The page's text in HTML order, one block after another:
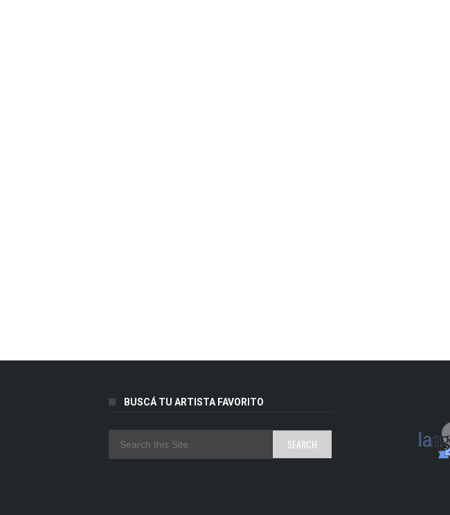
BUSCÁ TU ARTISTA FAVORITO